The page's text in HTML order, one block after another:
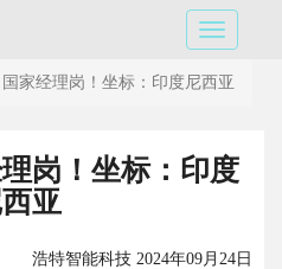
家经理岗！坐标：印度尼西亚
岗！坐标：印度
亚
浩特智能科技 2024年09月24日